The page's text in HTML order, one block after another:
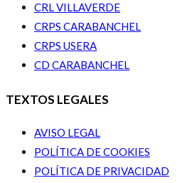
CRL VILLAVERDE
CRPS CARABANCHEL
CRPS USERA
CD CARABANCHEL
TEXTOS LEGALES
AVISO LEGAL
POLÍTICA DE COOKIES
POLÍTICA DE PRIVACIDAD